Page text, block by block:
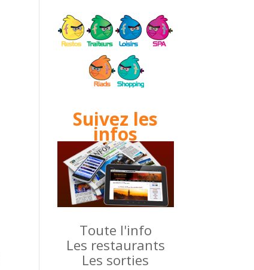
Suivez les
infos
Toute l'info
Les restaurants
Les sorties